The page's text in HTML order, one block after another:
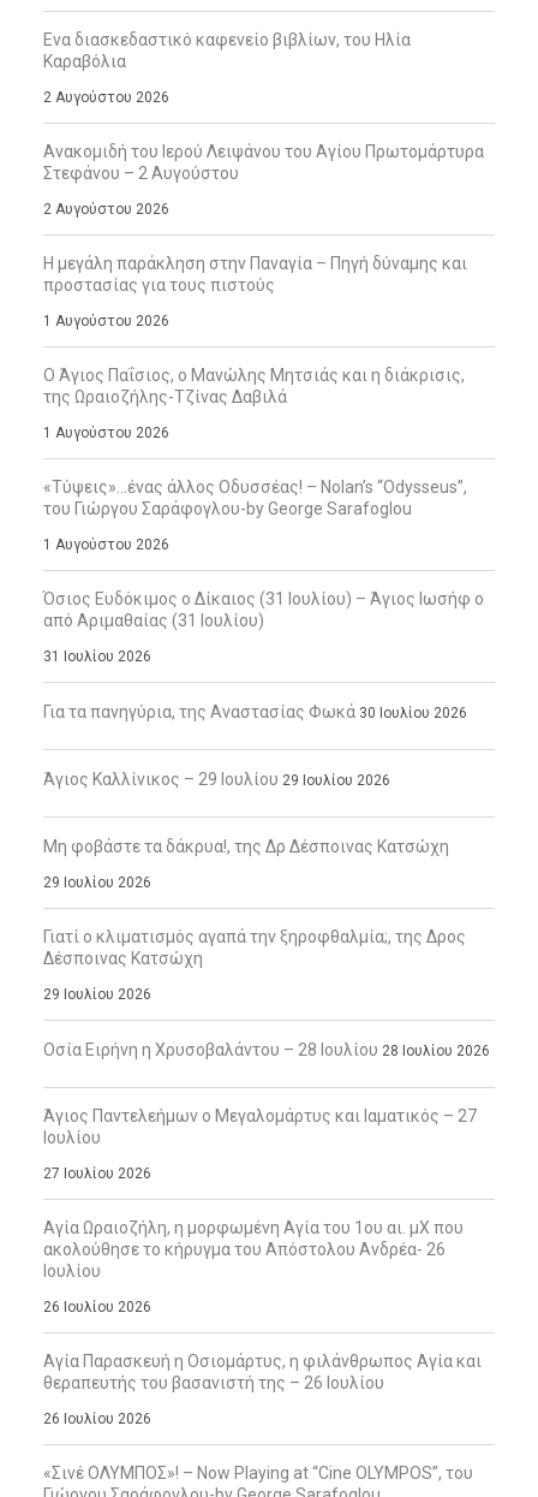
Ενα διασκεδαστικό καφενείο βιβλίων, του Ηλία
Καραβόλια
2 Αυγούστου 2026
Ανακομιδή του Ιερού Λειψάνου του Αγίου Πρωτομάρτυρα
Στεφάνου – 2 Αυγούστου
2 Αυγούστου 2026
Η μεγάλη παράκληση στην Παναγία – Πηγή δύναμης και
προστασίας για τους πιστούς
1 Αυγούστου 2026
Ο Άγιος Παΐσιος, ο Μανώλης Μητσιάς και η διάκρισις,
της Ωραιοζήλης-Τζίνας Δαβιλά
1 Αυγούστου 2026
«Τύψεις»…ένας άλλος Οδυσσέας! – Nolan’s “Odysseus”,
του Γιώργου Σαράφογλου-by George Sarafoglou
1 Αυγούστου 2026
Όσιος Ευδόκιμος ο Δίκαιος (31 Ιουλίου) – Άγιος Ιωσήφ ο
από Αριμαθαίας (31 Ιουλίου)
31 Ιουλίου 2026
Για τα πανηγύρια, της Αναστασίας Φωκά 30 Ιουλίου 2026
Άγιος Καλλίνικος – 29 Ιουλίου 29 Ιουλίου 2026
Μη φοβάστε τα δάκρυα!, της Δρ Δέσποινας Κατσώχη
29 Ιουλίου 2026
Γιατί ο κλιματισμός αγαπά την ξηροφθαλμία;, της Δρος
Δέσποινας Κατσώχη
29 Ιουλίου 2026
Οσία Ειρήνη η Χρυσοβαλάντου – 28 Ιουλίου 28 Ιουλίου 2026
Άγιος Παντελεήμων ο Μεγαλομάρτυς και Ιαματικός – 27
Ιουλίου
27 Ιουλίου 2026
Αγία Ωραιοζήλη, η μορφωμένη Αγία του 1ου αι. μΧ που
ακολούθησε το κήρυγμα του Απόστολου Ανδρέα- 26
Ιουλίου
26 Ιουλίου 2026
Αγία Παρασκευή η Οσιομάρτυς, η φιλάνθρωπος Αγία και
θεραπευτής του βασανιστή της – 26 Ιουλίου
26 Ιουλίου 2026
«Σινέ ΟΛΥΜΠΟΣ»! – Now Playing at “Cine OLYMPOS”, του